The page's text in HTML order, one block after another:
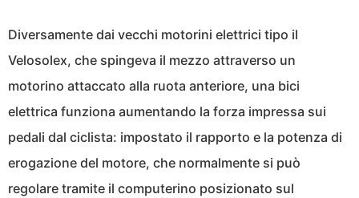
Diversamente dai vecchi motorini elettrici tipo il
Velosolex, che spingeva il mezzo attraverso un
motorino attaccato alla ruota anteriore, una bici
elettrica funziona aumentando la forza impressa sui
pedali dal ciclista: impostato il rapporto e la potenza di
erogazione del motore, che normalmente si può
regolare tramite il computerino posizionato sul